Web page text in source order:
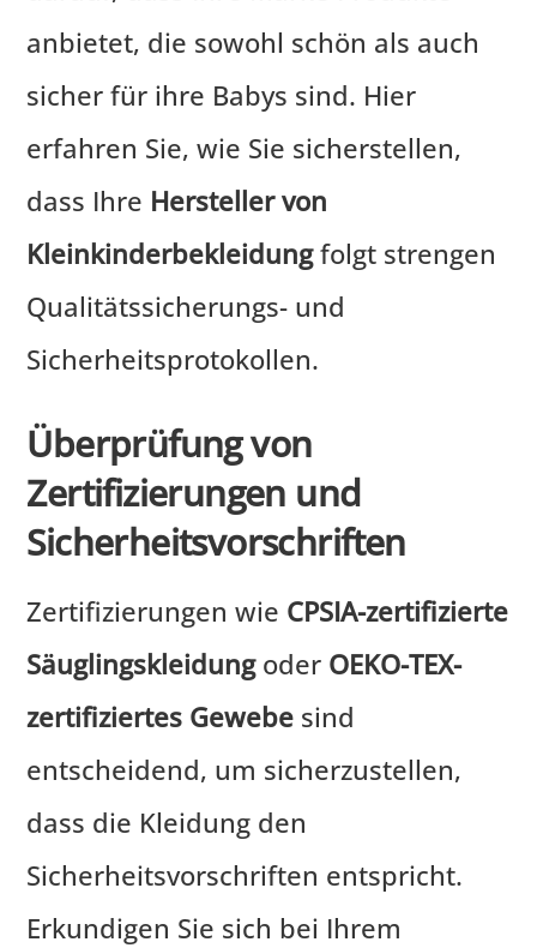
anbietet, die sowohl schön als auch
sicher für ihre Babys sind. Hier
erfahren Sie, wie Sie sicherstellen,
dass Ihre Hersteller von
Kleinkinderbekleidungfolgt strengen
Qualitätssicherungs- und
Sicherheitsprotokollen.
Überprüfung von
Zertifizierungen und
Sicherheitsvorschriften
Zertifizierungen wie CPSIA-zertifizierte
Säuglingskleidungoder OEKO-TEX-
zertifiziertes Gewebe sind
entscheidend, um sicherzustellen,
dass die Kleidung den
Sicherheitsvorschriften entspricht.
Erkundigen Sie sich bei Ihrem